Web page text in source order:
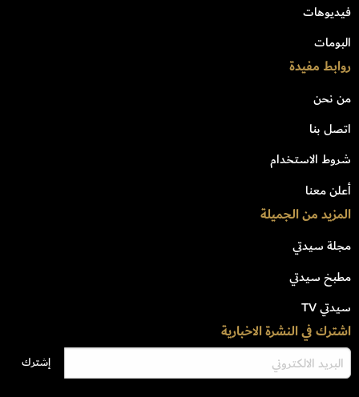
فيديوهات
البومات
روابط مفيدة
من نحن
اتصل بنا
شروط الاستخدام
أعلن معنا
المزيد من الجميلة
مجلة سيدتي
مطبخ سيدتي
سيدتي TV
اشترك في النشرة الاخبارية